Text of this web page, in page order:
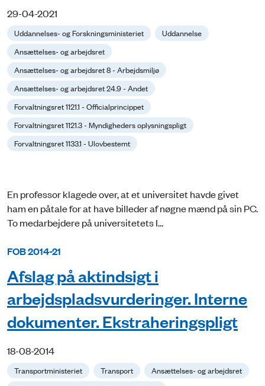
29-04-2021
Uddannelses- og Forskningsministeriet
Uddannelse
Ansættelses- og arbejdsret
Ansættelses- og arbejdsret 8 - Arbejdsmiljø
Ansættelses- og arbejdsret 24.9 - Andet
Forvaltningsret 1121.1 - Officialprincippet
Forvaltningsret 1121.3 - Myndigheders oplysningspligt
Forvaltningsret 1133.1 - Ulovbestemt
En professor klagede over, at et universitet havde givet
ham en påtale for at have billeder af nøgne mænd på sin PC.
To medarbejdere på universitetets I...
FOB 2014-21
Afslag på aktindsigt i
arbejdspladsvurderinger. Interne
dokumenter. Ekstraheringspligt
18-08-2014
Transportministeriet Transport
Ansættelses- og arbejdsret